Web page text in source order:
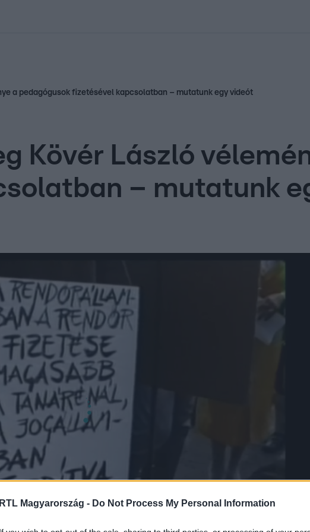
RTL Magyarország - Do Not Process My Personal Information
a pedagógusok fizetésével kapcsolatban – mutatunk egy videót
Kövér László
– mutatunk